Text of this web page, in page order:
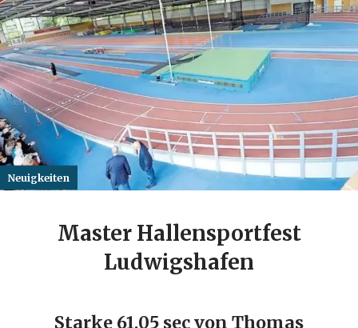
Neuigkeiten
Master Hallensportfest
Ludwigshafen
Starke 61,05 sec von Thomas